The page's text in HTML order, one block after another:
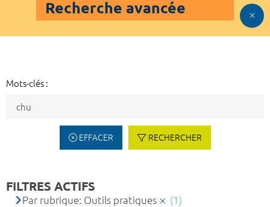
Recherche avancée
Mots-clés :
EFFACER RECHERCHER
FILTRES ACTIFS
Par rubrique: Outils pratiques (1)